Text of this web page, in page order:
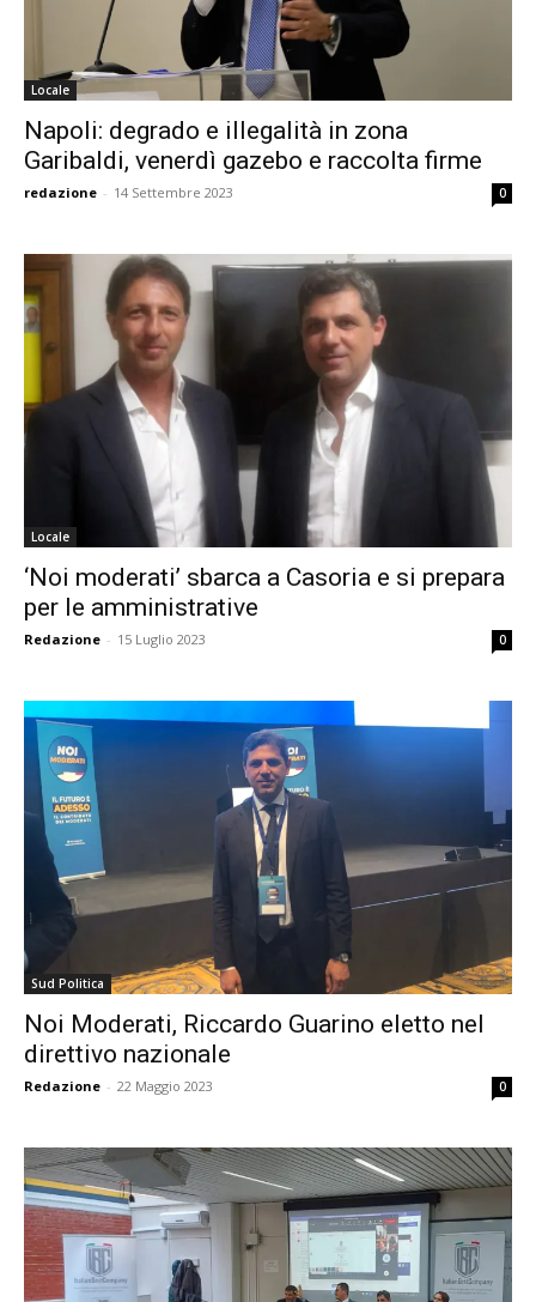
Locale
Napoli: degrado e illegalità in zona
Garibaldi, venerdì gazebo e raccolta firme
redazione - 14 Settembre 2023 0
Locale
‘Noi moderati’ sbarca a Casoria e si prepara
per le amministrative
Redazione - 15 Luglio 2023 0
Sud Politica
Noi Moderati, Riccardo Guarino eletto nel
direttivo nazionale
Redazione - 22 Maggio 2023 0